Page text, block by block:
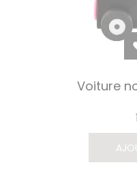
Voiture